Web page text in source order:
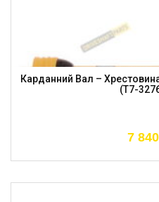
Карданний Вал –
(T7-
7